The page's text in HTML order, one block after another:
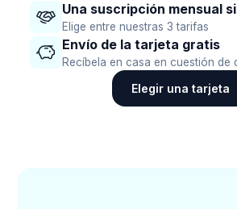
Una suscripción mensual
Elige entre nuestras 3 tarifas
Envío de la tarjeta gratis
Recíbela en casa en cuestión de
Elegir una tarjeta